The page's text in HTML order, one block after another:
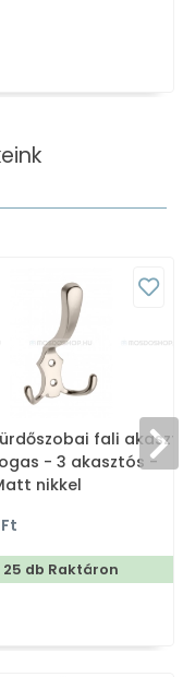
fali
- 3 akasztós -
nikkel
25 db Raktáron